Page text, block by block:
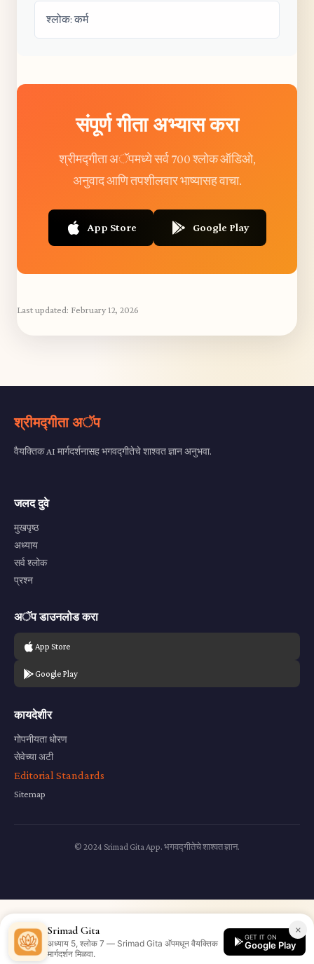
श्लोक: कर्म
संपूर्ण गीता अभ्यास करा
श्रीमद्गीता अॅपमध्ये सर्व 700 श्लोक ऑडिओ,
अनुवाद आणि तपशीलवार भाष्यासह वाचा.
App Store Google Play
Last updated: February 12, 2026
श्रीमद्गीता अॅप
वैयक्तिक AI मार्गदर्शनासह भगवद्गीतेचे शाश्वत ज्ञान अनुभवा.
जलद दुवे
मुखपृष्ठ
अध्याय
सर्व श्लोक
प्रश्न
अॅप डाउनलोड करा
App Store
Google Play
कायदेशीर
गोपनीयता धोरण
सेवेच्या अटी
Editorial Standards
Sitemap
© 2024 Srimad Gita App. भगवद्गीतेचे शाश्वत ज्ञान.
×
Srimad Gita
अध्याय 5, श्लोक 7 — Srimad Gita अ‍ॅपमधून वैयक्तिक
मार्गदर्शन मिळवा.
GET IT ON
Google Play